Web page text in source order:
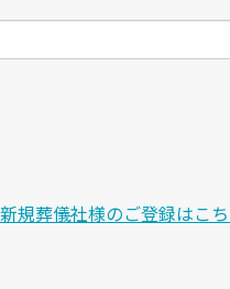
新規葬儀社様のご登録はこ